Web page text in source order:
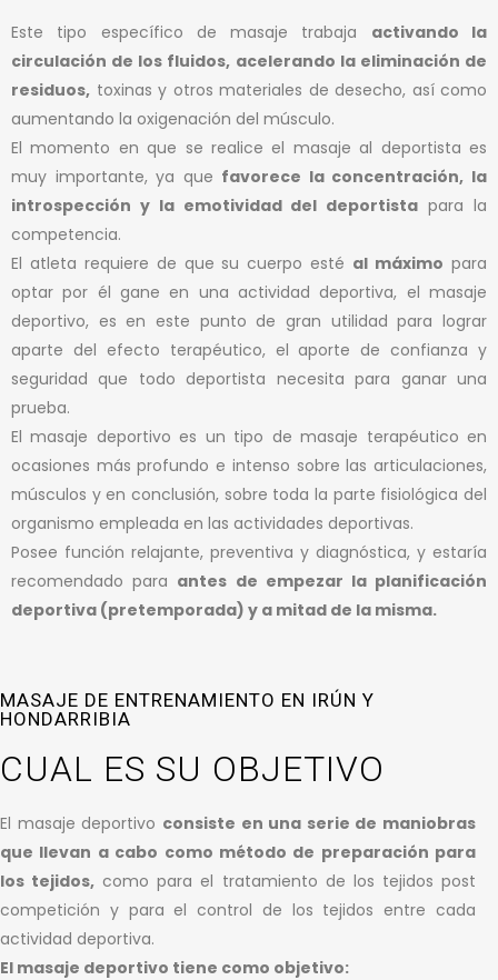
Este tipo específico de masaje trabaja activando la
circulación de los fluidos, acelerando la eliminación de
residuos, toxinas y otros materiales de desecho, así como
aumentando la oxigenación del músculo.
El momento en que se realice el masaje al deportista es
muy importante, ya que favorece la concentración, la
introspección y la emotividad del deportista para la
competencia.
El atleta requiere de que su cuerpo esté al máximo para
optar por él gane en una actividad deportiva, el masaje
deportivo, es en este punto de gran utilidad para lograr
aparte del efecto terapéutico, el aporte de confianza y
seguridad que todo deportista necesita para ganar una
prueba.
El masaje deportivo es un tipo de masaje terapéutico en
ocasiones más profundo e intenso sobre las articulaciones,
músculos y en conclusión, sobre toda la parte fisiológica del
organismo empleada en las actividades deportivas.
Posee función relajante, preventiva y diagnóstica, y estaría
recomendado para antes de empezar la planificación
deportiva (pretemporada) y a mitad de la misma.
MASAJE DE ENTRENAMIENTO EN IRÚN Y
HONDARRIBIA
CUAL ES SU OBJETIVO
El masaje deportivo consiste en una serie de maniobras
que llevan a cabo como método de preparación para
los tejidos, como para el tratamiento de los tejidos post
competición y para el control de los tejidos entre cada
actividad deportiva.
El masaje deportivo tiene como objetivo: